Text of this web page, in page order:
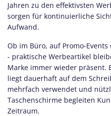
Jahren zu den effektivsten
sorgen für kontinuierliche
Aufwand.
Ob im Büro, auf Promo-
- praktische Werbeartikel
Marke immer wieder präsent.
liegt dauerhaft auf dem
mehrfach verwendet und
Taschenschirme begleiten
Zeitraum.